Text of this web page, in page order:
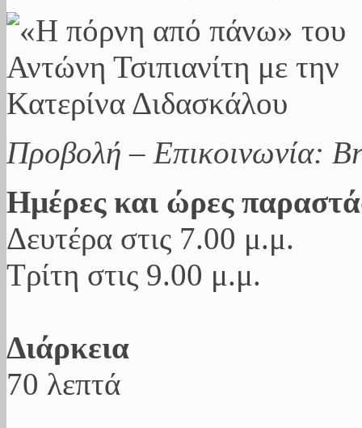
Προβολή – Επικοινωνία:
Ημέρες και ώρες
Δευτέρα στις 7.00 μ.μ.
Τρίτη στις 9.00 μ.μ.
Διάρκεια
70 λεπτά